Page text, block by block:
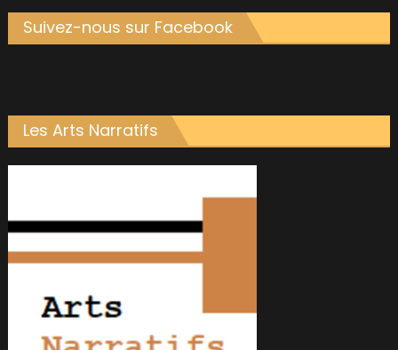
Suivez-nous sur Facebook
Les Arts Narratifs